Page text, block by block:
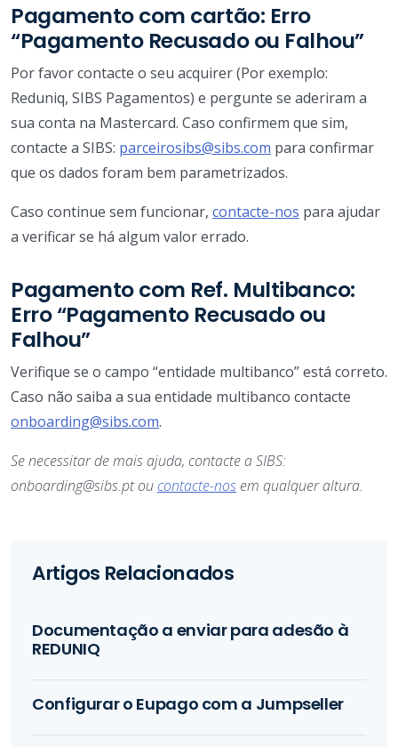
Pagamento com cartão: Erro
“Pagamento Recusado ou Falhou”
Por favor contacte o seu acquirer (Por exemplo:
Reduniq, SIBS Pagamentos) e pergunte se aderiram a
sua conta na Mastercard. Caso confirmem que sim,
contacte a SIBS: parceirosibs@sibs.com para confirmar
que os dados foram bem parametrizados.
Caso continue sem funcionar, contacte-nos para ajudar
a verificar se há algum valor errado.
Pagamento com Ref. Multibanco:
Erro “Pagamento Recusado ou
Falhou”
Verifique se o campo “entidade multibanco” está correto.
Caso não saiba a sua entidade multibanco contacte
onboarding@sibs.com.
Se necessitar de mais ajuda, contacte a SIBS:
onboarding@sibs.pt oucontacte-nos em qualquer altura.
Artigos Relacionados
Documentação a enviar para adesão à
REDUNIQ
Configurar o Eupago com a Jumpseller